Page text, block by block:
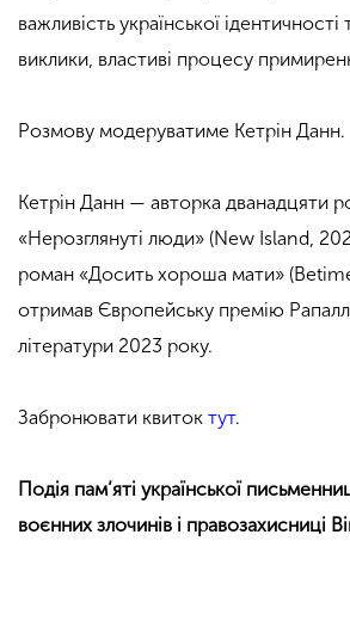
важливість української ідентичності
виклики, властиві процесу
Розмову модеруватиме Кетрін Данн.
Кетрін Данн — авторка дванадцяти
«Нерозглянуті люди» (New Island,
роман «Досить хороша мати»
отримав Європейську премію
літератури 2023 року.
Забронювати квиток тут.
Подія пам’яті української
воєнних злочинів і правозахисниці